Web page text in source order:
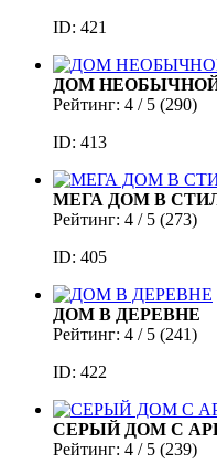
ID: 421
ДОМ
Рейтинг: 4 / 5 (290)
ID: 413
МЕГА ДОМ В
Рейтинг: 4 / 5 (273)
ID: 405
ДОМ В ДЕРЕВНЕ
Рейтинг: 4 / 5 (241)
ID: 422
СЕРЫЙ ДОМ С
Рейтинг: 4 / 5 (239)